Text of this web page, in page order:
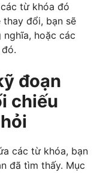
từ khóa đó
đổi, bạn sẽ
hoặc các
đoạn
chiếu
các từ khóa, bạn
đã tìm thấy. Mục